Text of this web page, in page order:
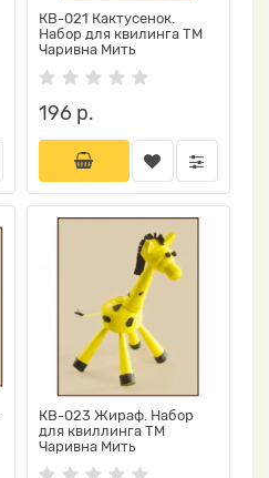
КВ-021 Кактусенок.
Набор для квилинга ТМ
Чаривна Мить
196 р.
КВ-023 Жираф. Набор
для квиллинга ТМ
Чаривна Мить